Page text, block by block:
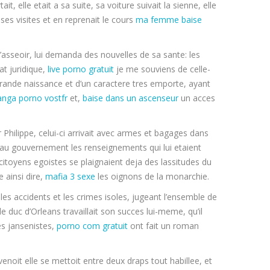
elle etait a sa suite, sa voiture suivait la sienne, elle
visites et en reprenait le cours ma femme baise
lui demanda des nouvelles de sa sante: les
juridique, live porno gratuit je me souviens de celle-
naissance et d’un caractere tres emporte, ayant
porno vostfr et, baise dans un ascenseur un acces
celui-ci arrivait avec armes et bagages dans
gouvernement les renseignements qui lui etaient
egoistes se plaignaient deja des lassitudes du
ainsi dire, mafia 3 sexe les oignons de la monarchie.
accidents et les crimes isoles, jugeant l’ensemble de
d’Orleans travaillait son succes lui-meme, qu’il
jansenistes, porno com gratuit ont fait un roman
elle se mettoit entre deux draps tout habillee, et